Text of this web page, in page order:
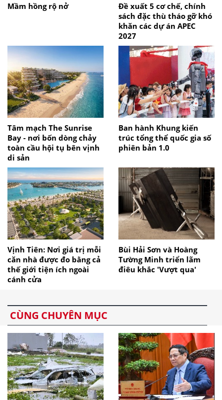
Mầm hồng rộ nở
Đề xuất 5 cơ chế, chính
sách đặc thù tháo gỡ khó
khăn các dự án APEC
2027
Tâm mạch The Sunrise
Bay - nơi bốn dòng chảy
toàn cầu hội tụ bên vịnh
di sản
Ban hành Khung kiến
trúc tổng thể quốc gia số
phiên bản 1.0
Vịnh Tiên: Nơi giá trị mỗi
căn nhà được đo bằng cả
thế giới tiện ích ngoài
cánh cửa
Bùi Hải Sơn và Hoàng
Tường Minh triển lãm
điêu khắc 'Vượt qua'
CÙNG CHUYÊN MỤC